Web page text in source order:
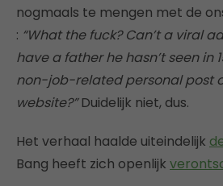
nogmaals te mengen met de
: “What the fuck? Can’t a viral
have a father he hasn’t seen in
non-job-related personal post
website?”Duidelijk niet, dus.
Het verhaal haalde uiteindelijk
Bang heeft zich openlijk